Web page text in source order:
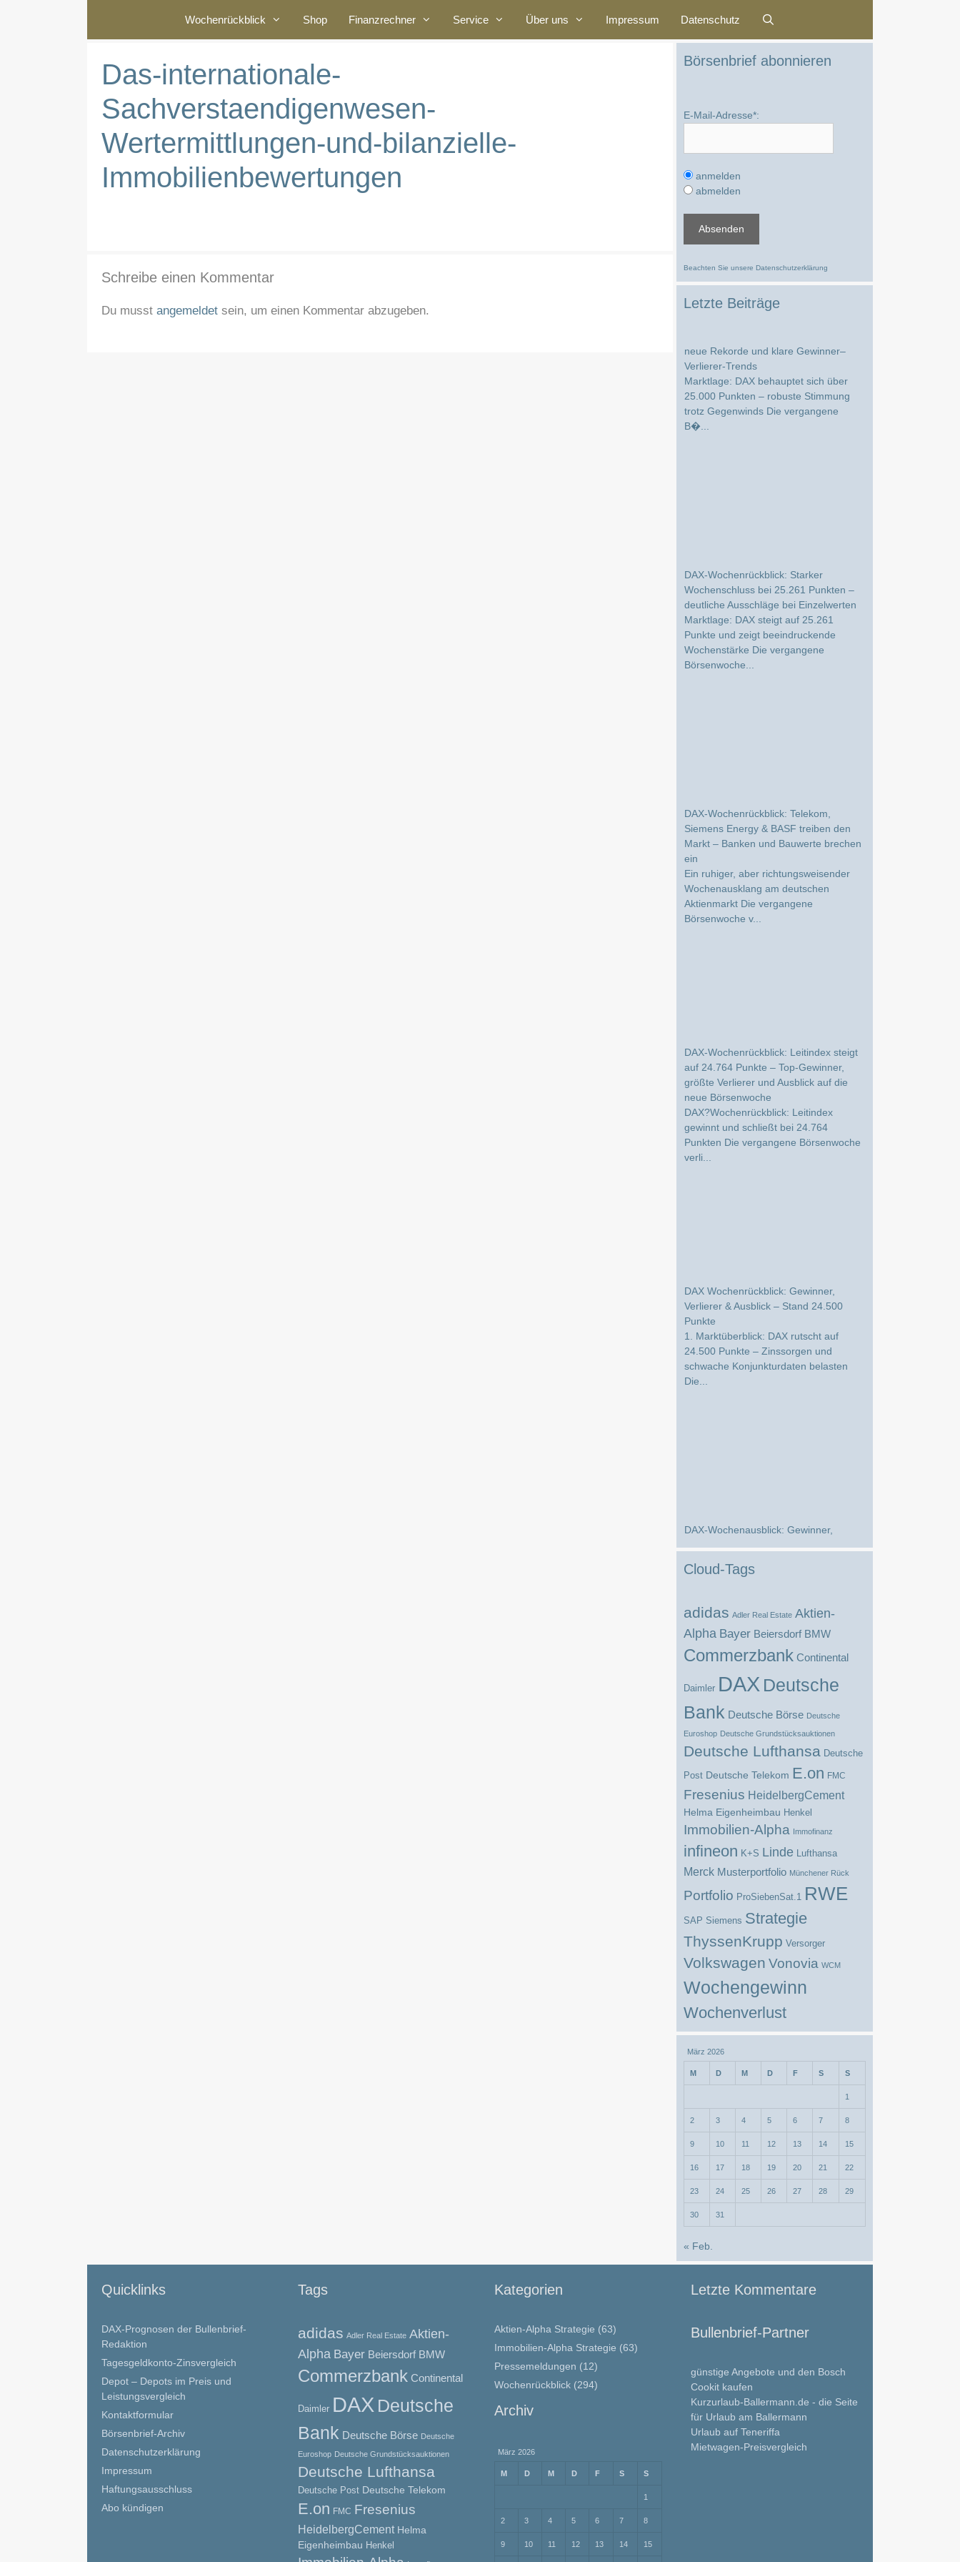
Wochenrückblick Shop Finanzrechner Service Über uns Impressum Datenschutz
Das-internationale-
Sachverstaendigenwesen-
Wertermittlungen-und-bilanzielle-
Immobilienbewertungen
Schreibe einen Kommentar
Du musst angemeldet sein, um einen Kommentar abzugeben.
Börsenbrief abonnieren
E-Mail-Adresse*:
anmelden
abmelden
Beachten Sie unsere Datenschutzerklärung
Letzte Beiträge
Verlierer-Trends
Marktlage: DAX behauptet sich über
25.000 Punkten – robuste Stimmung
trotz Gegenwinds Die vergangene
B�...
Wochenschluss bei 25.261 Punkten –
deutliche Ausschläge bei Einzelwerten
Marktlage: DAX steigt auf 25.261
Punkte und zeigt beeindruckende
Wochenstärke Die vergangene
Börsenwoche...
Siemens Energy & BASF treiben den
Markt – Banken und Bauwerte brechen
ein
Ein ruhiger, aber richtungsweisender
Wochenausklang am deutschen
Aktienmarkt Die vergangene
Börsenwoche v...
auf 24.764 Punkte – Top-Gewinner,
größte Verlierer und Ausblick auf die
neue Börsenwoche
DAX?Wochenrückblick: Leitindex
gewinnt und schließt bei 24.764
Punkten Die vergangene Börsenwoche
verli...
Verlierer & Ausblick – Stand 24.500
Punkte
1. Marktüberblick: DAX rutscht auf
24.500 Punkte – Zinssorgen und
schwache Konjunkturdaten belasten
Die...
Verlierer und die wichtigsten Impulse für
die kommende Börsenwoche
Marktüberblick: DAX unter Druck –
schwache Konjunktursignale belasten
Cloud-Tags
adidas Adler Real Estate Aktien-
Alpha Bayer Beiersdorf BMW
Commerzbank Continental
Daimler DAX Deutsche
Bank Deutsche Börse Deutsche
Euroshop Deutsche Grundstücksauktionen
Deutsche Lufthansa Deutsche
Post Deutsche Telekom E.on FMC
Fresenius HeidelbergCement
Helma Eigenheimbau Henkel
Immobilien-Alpha Immofinanz
infineon K+S Linde Lufthansa
Merck Musterportfolio Münchener Rück
Portfolio ProSiebenSat.1 RWE
SAP Siemens Strategie
ThyssenKrupp Versorger
Volkswagen Vonovia WCM
Wochengewinn
Wochenverlust
März 2026
M D M D F S S
1
2 3 4 5 6 7 8
9 10 11 12 13 14 15
16 17 18 19 20 21 22
23 24 25 26 27 28 29
30 31
« Feb.
Quicklinks
DAX-Prognosen der Bullenbrief-
Redaktion
Tagesgeldkonto-Zinsvergleich
Depot – Depots im Preis und
Leistungsvergleich
Kontaktformular
Börsenbrief-Archiv
Datenschutzerklärung
Impressum
Haftungsausschluss
Abo kündigen
Tags
adidas Adler Real Estate Aktien-
Alpha Bayer Beiersdorf BMW
Commerzbank Continental
Daimler DAX Deutsche
Bank Deutsche Börse Deutsche
Euroshop Deutsche Grundstücksauktionen
Deutsche Lufthansa
Deutsche Post Deutsche Telekom
E.on FMC Fresenius
HeidelbergCement Helma
Eigenheimbau Henkel
Kategorien
Aktien-Alpha Strategie (63)
Immobilien-Alpha Strategie (63)
Pressemeldungen (12)
Wochenrückblick (294)
Archiv
März 2026
M D M D F S S
1
2 3 4 5 6 7 8
9 10 11 12 13 14 15
Letzte Kommentare
Bullenbrief-Partner
günstige Angebote und den Bosch
Cookit kaufen
Kurzurlaub-Ballermann.de - die Seite
für Urlaub am Ballermann
Urlaub auf Teneriffa
Mietwagen-Preisvergleich